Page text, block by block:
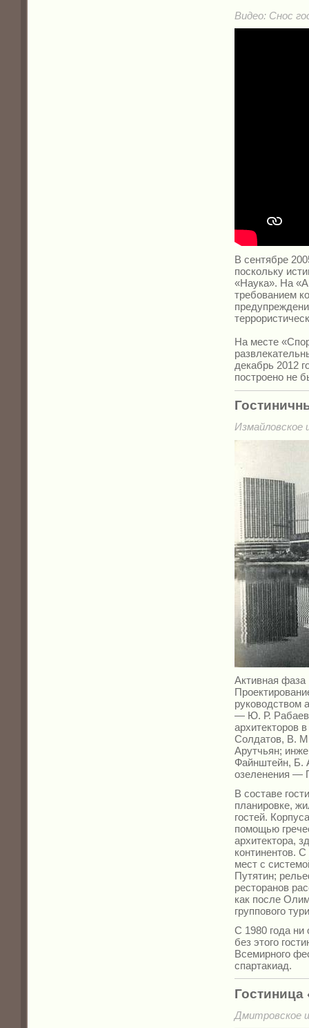
Видео: Снос
В сентябре
поскольку
«Наука». На
требованием
На месте
декабрь 2012
построено не
Измайловское
Активная фаза
руководством
— Ю. Р.
архитекторов
Солдатов, В.
Арутчьян;
Файнштейн, Б.
озеленения —
В составе
планировке,
гостей.
помощью
архитектора,
континентов. С
мест с
Путятин;
ресторанов
как после
группового
С 1980 года ни
без этого
Всемирного
спартакиад.
Гостиница
Дмитровское